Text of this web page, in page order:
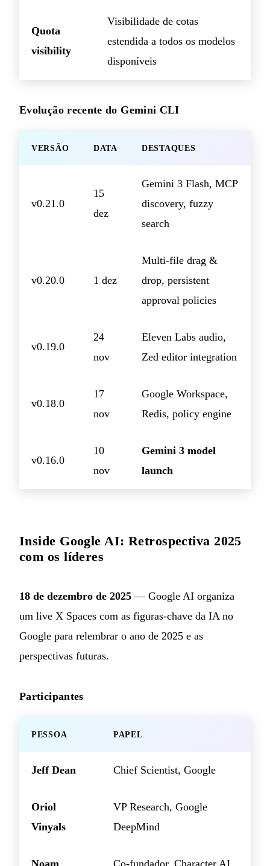
Quota
visibility
Visibilidade de cotas
estendida a todos os modelos
disponíveis
Evolução recente do Gemini CLI
VERSÃO DATA DESTAQUES
v0.21.0
15
dez
Gemini 3 Flash, MCP
discovery, fuzzy
search
v0.20.0 1 dez
Multi-file drag &
drop, persistent
approval policies
v0.19.0
24
nov
Eleven Labs audio,
Zed editor integration
v0.18.0
17
nov
Google Workspace,
Redis, policy engine
v0.16.0
10
nov
Gemini 3 model
launch
Inside Google AI: Retrospectiva 2025
com os líderes
18 de dezembro de 2025 — Google AI organiza
um live X Spaces com as figuras-chave da IA no
Google para relembrar o ano de 2025 e as
perspectivas futuras.
Participantes
PESSOA PAPEL
Jeff Dean Chief Scientist, Google
Oriol
Vinyals
VP Research, Google
DeepMind
Noam Co-fundador, Character.AI